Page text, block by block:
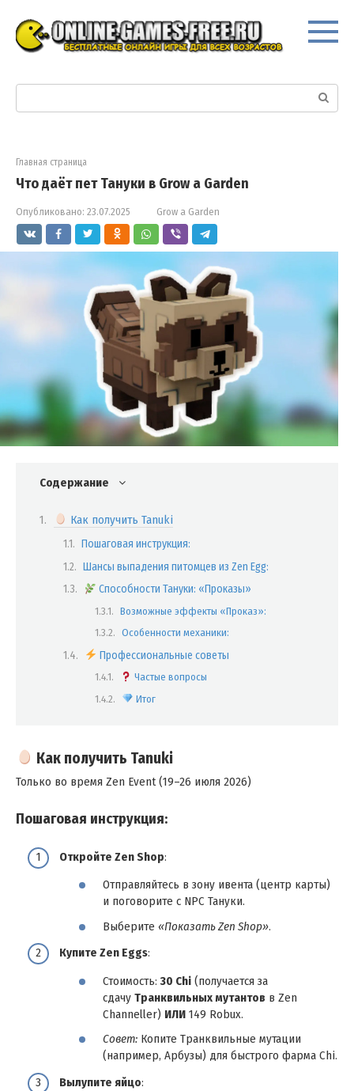
контенту
Поиск:
Главная страница
Что даёт пет Тануки в Grow a Garden
Опубликовано: 23.07.2025 Grow a Garden
Содержание
Как получить Tanuki
Пошаговая инструкция:
Шансы выпадения питомцев из Zen Egg:
Способности Тануки: «Проказы»
Возможные эффекты «Проказ»:
Особенности механики:
Профессиональные советы
Частые вопросы
Итог
Как получить Tanuki
Только во время Zen Event (19–26 июля 2026)
Пошаговая инструкция:
Откройте Zen Shop:
Отправляйтесь в зону ивента (центр карты)
и поговорите с NPC Тануки.
Выберите «Показать Zen Shop».
Купите Zen Eggs:
Стоимость:30 Chi (получается за
сдачу Транквильных мутантов в Zen
Channeller) ИЛИ 149 Robux.
Совет: Копите Транквильные мутации
(например, Арбузы) для быстрого фарма Chi.
Вылупите яйцо: